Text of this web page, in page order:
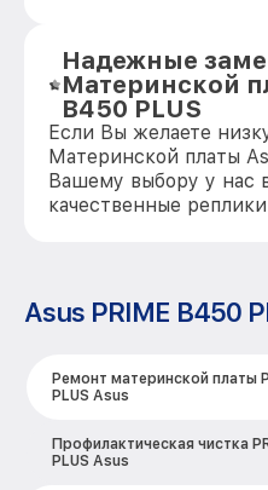
Надежные
Материнской
B450 PLUS
Если Вы желаете
Материнской платы
Вашему выбору у нас
качественные реплики
Asus PRIME B450
Ремонт материнской платы
PLUS Asus
Профилактическая чистка
PLUS Asus